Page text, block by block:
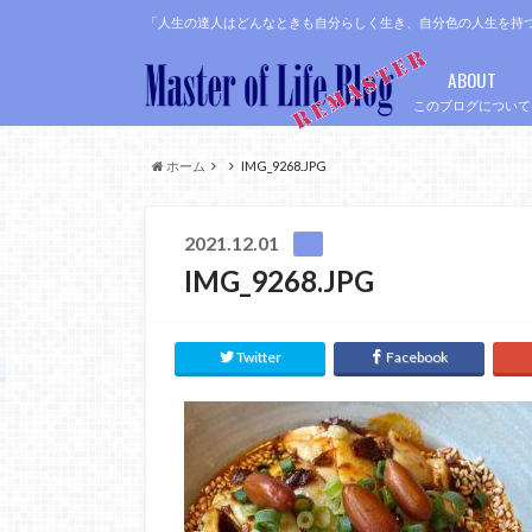
「人生の達人はどんなときも自分らしく生き、自分色の人生を持
このブログについて
ABOUT
ホーム IMG_9268.JPG
2021.12.01
IMG_9268.JPG
Twitter Facebook